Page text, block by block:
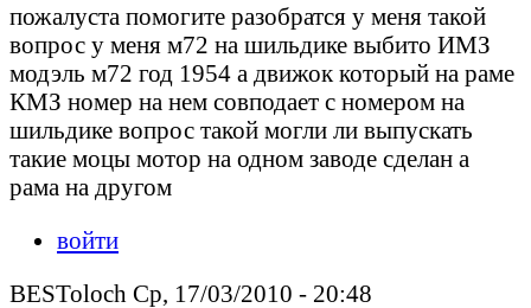
пожалуста помогите разобратся у меня такой
вопрос у меня м72 на шильдике выбито ИМЗ
модэль м72 год 1954 а движок который на раме
КМЗ номер на нем совподает с номером на
шильдике вопрос такой могли ли выпускать
такие моцы мотор на одном заводе сделан а
рама на другом
войти
BESToloch Ср, 17/03/2010 - 20:48